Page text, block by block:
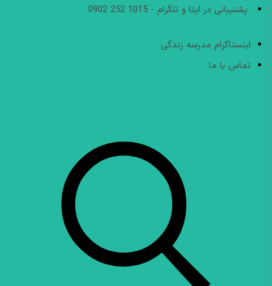
پشتیبانی در ایتا و تلگرام - 1015 252 0902
اینستاگرام مدرسه زندگی
تماس با ما